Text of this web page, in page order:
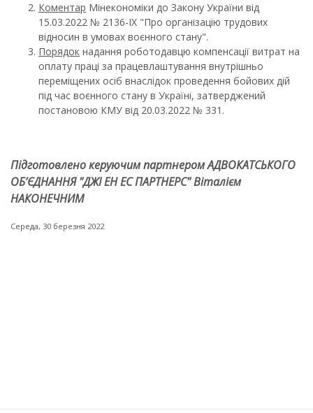
Коментар Мінекономіки до Закону України від
15.03.2022 № 2136-ІХ "Про організацію трудових
відносин в умовах воєнного стану".
Порядок надання роботодавцю компенсації витрат на
оплату праці за працевлаштування внутрішньо
переміщених осіб внаслідок проведення бойових дій
під час воєнного стану в Україні, затверджений
постановою КМУ від 20.03.2022 № 331.
Підготовлено керуючим партнером АДВОКАТСЬКОГО
ОБ’ЄДНАННЯ "ДЖІ ЕН ЕС ПАРТНЕРС" Віталієм
НАКОНЕЧНИМ
Середа, 30 березня 2022